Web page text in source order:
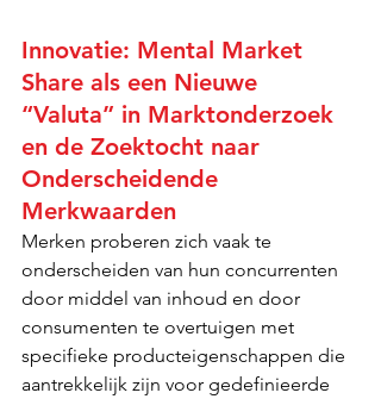
Innovatie: Mental Market
Share als een Nieuwe
“Valuta” in Marktonderzoek
en de Zoektocht naar
Onderscheidende
Merkwaarden
Merken proberen zich vaak te
onderscheiden van hun concurrenten
door middel van inhoud en door
consumenten te overtuigen met
specifieke producteigenschappen die
aantrekkelijk zijn voor gedefinieerde